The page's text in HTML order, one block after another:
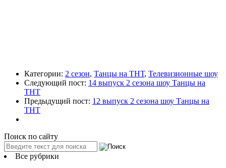
Категории: 2 сезон, Танцы на ТНТ, Телевизионные шоу
Следующий пост: 14 выпуск 2 сезона шоу Танцы на
ТНТ
Предыдущий пост: 12 выпуск 2 сезона шоу Танцы на
ТНТ
Поиск по сайту
Все рубрики